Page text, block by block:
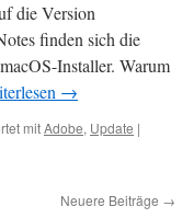
die Version
finden sich die
Installer. Warum
→
mitAdobe, Update |
Neuere Beiträge →